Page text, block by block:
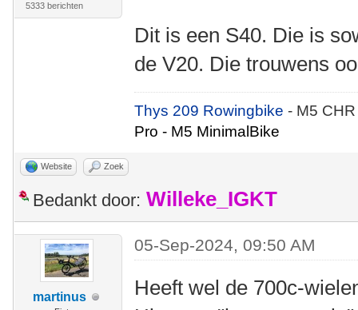
5333 berichten
Dit is een S40. Die is
de V20. Die trouwens
Thys 209 Rowingbike- M5
Pro - M5 MinimalBike
Website Zoek
Bedankt door: Willeke_IGKT
martinus
05-Sep-2024, 09:50 AM
Heeft wel de 700c-